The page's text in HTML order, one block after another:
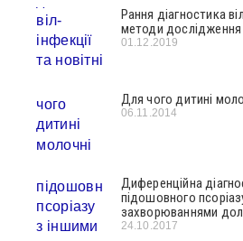
Рання діагностика
методи дослідження
01.12.2019
Для чого дитині
06.11.2014
Диференційна
підошовного
захворюваннями
24.10.2017